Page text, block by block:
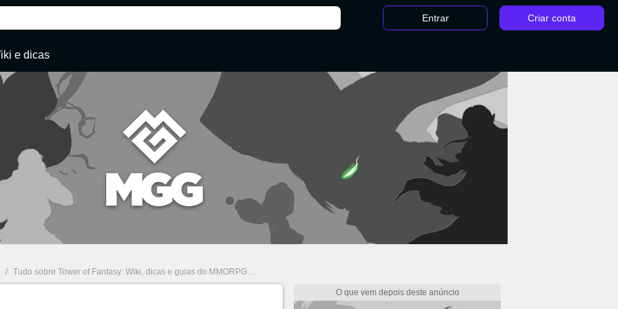
Entrar Criar conta
e dicas
/ Tudo sobre Tower of Fantasy: Wiki, dicas e guias do MMORPG /